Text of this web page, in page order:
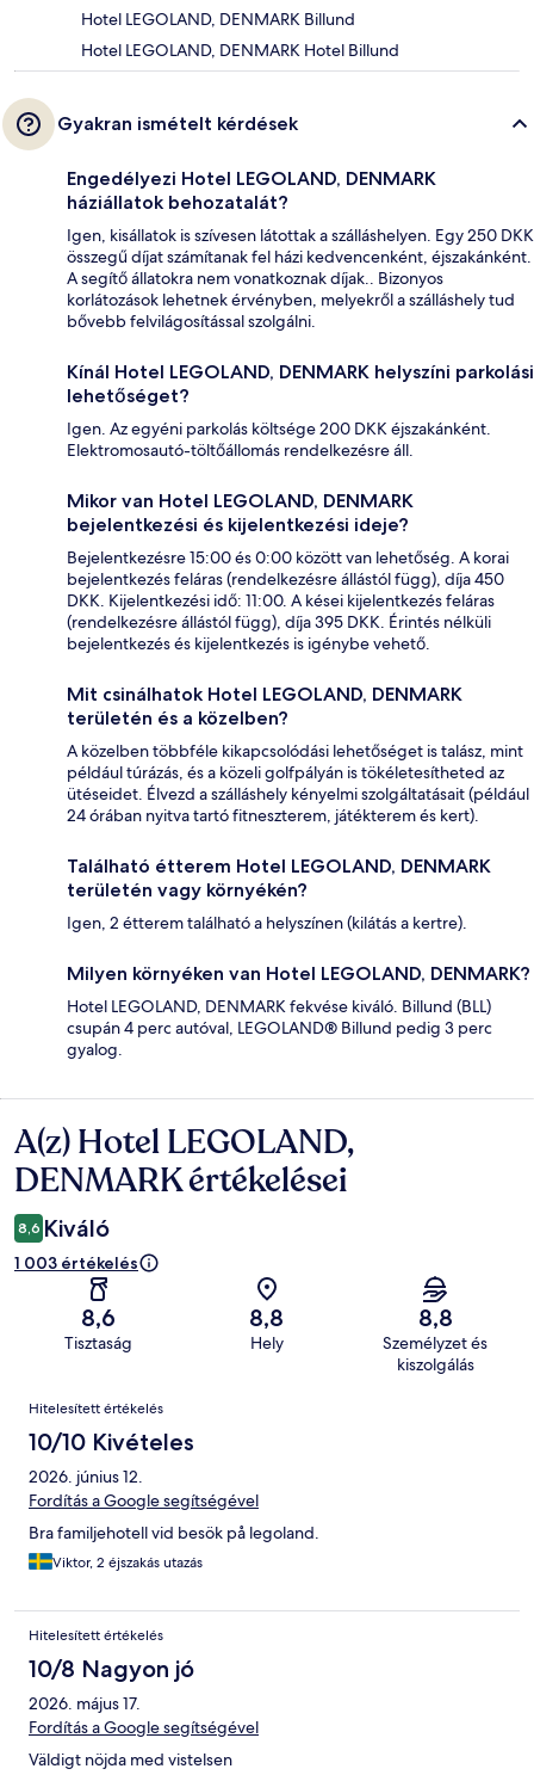
Hotel LEGOLAND, DENMARK Billund
Hotel LEGOLAND, DENMARK Hotel Billund
Gyakran ismételt kérdések
Engedélyezi Hotel LEGOLAND, DENMARK
háziállatok behozatalát?
Igen, kisállatok is szívesen látottak a szálláshelyen. Egy 250 DKK
összegű díjat számítanak fel házi kedvencenként, éjszakánként.
A segítő állatokra nem vonatkoznak díjak.. Bizonyos
korlátozások lehetnek érvényben, melyekről a szálláshely tud
bővebb felvilágosítással szolgálni.
Kínál Hotel LEGOLAND, DENMARK helyszíni parkolási
lehetőséget?
Igen. Az egyéni parkolás költsége 200 DKK éjszakánként.
Elektromosautó-töltőállomás rendelkezésre áll.
Mikor van Hotel LEGOLAND, DENMARK
bejelentkezési és kijelentkezési ideje?
Bejelentkezésre 15:00 és 0:00 között van lehetőség. A korai
bejelentkezés feláras (rendelkezésre állástól függ), díja 450
DKK. Kijelentkezési idő: 11:00. A kései kijelentkezés feláras
(rendelkezésre állástól függ), díja 395 DKK. Érintés nélküli
bejelentkezés és kijelentkezés is igénybe vehető.
Mit csinálhatok Hotel LEGOLAND, DENMARK
területén és a közelben?
A közelben többféle kikapcsolódási lehetőséget is talász, mint
például túrázás, és a közeli golfpályán is tökéletesítheted az
ütéseidet. Élvezd a szálláshely kényelmi szolgáltatásait (például
24 órában nyitva tartó fitneszterem, játékterem és kert).
Található étterem Hotel LEGOLAND, DENMARK
területén vagy környékén?
Igen, 2 étterem található a helyszínen (kilátás a kertre).
Milyen környéken van Hotel LEGOLAND, DENMARK?
Hotel LEGOLAND, DENMARK fekvése kiváló. Billund (BLL)
csupán 4 perc autóval, LEGOLAND® Billund pedig 3 perc
gyalog.
Értékelések
A(z) Hotel LEGOLAND,
DENMARK értékelései
8,6 Kiváló
1 003 értékelés
8,6
Tisztaság
8,8
Hely
8,8
Személyzet és
kiszolgálás
Értékelések
Hitelesített értékelés
10/10 Kivételes
2026. június 12.
Fordítás a Google segítségével
Bra familjehotell vid besök på legoland.
Viktor, 2 éjszakás utazás
Hitelesített értékelés
10/8 Nagyon jó
2026. május 17.
Fordítás a Google segítségével
Väldigt nöjda med vistelsen